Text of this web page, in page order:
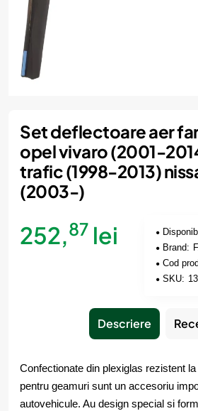
Set deflectoare aer
opel vivaro (2001-
trafic (1998-2013)
(2003-)
252,87 lei
Brand:
Cod
SKU:
Descriere
Confectionate din plexiglas rezistent
pentru geamuri sunt un accesoriu
autovehicule. Au design special si